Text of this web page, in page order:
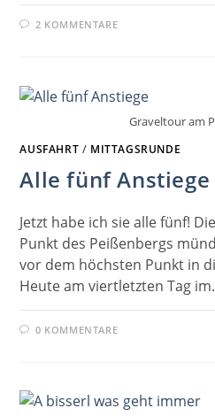
2 KOMMENTARE
Graveltour am
AUSFAHRT / MITTAGSRUNDE
Alle fünf Anstiege
Jetzt habe ich sie alle fünf!
Punkt des Peißenbergs
vor dem höchsten Punkt in
Heute am viertletzten Tag
0 KOMMENTARE